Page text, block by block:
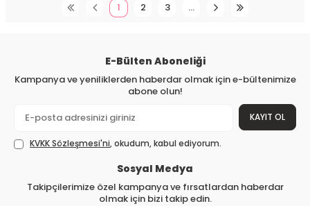
1
2 3 …
E-Bülten Aboneliği
Kampanya ve yeniliklerden haberdar olmak için e-bültenimize
abone olun!
KAYIT OL
KVKK Sözleşmesi'ni, okudum, kabul ediyorum.
Sosyal Medya
Takipçilerimize özel kampanya ve fırsatlardan haberdar
olmak için bizi takip edin.